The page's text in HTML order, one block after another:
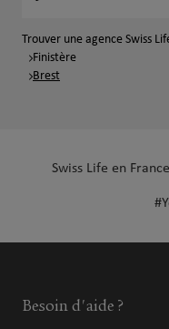
Trouver une agence Swiss
Finistère
Brest
Swiss Life en France
Besoin d'aide ?